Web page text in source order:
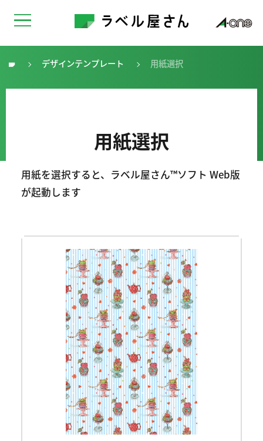
トップ デザインテンプレート 用紙選択
用紙選択
用紙を選択すると、ラベル屋さん™ソフト Web版
が起動します